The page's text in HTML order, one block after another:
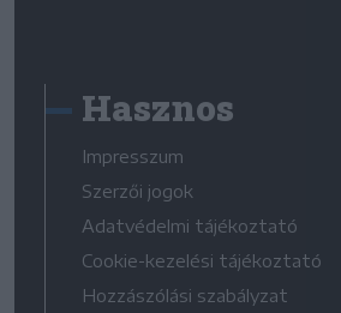
Hasznos
Impresszum
Szerzői jogok
Adatvédelmi tájékoztató
Cookie-kezelési tájékoztató
Hozzászólási szabályzat